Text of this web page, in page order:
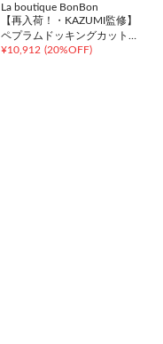
La boutique BonBon
【再入荷！・KAZUMI監修】
ペプラムドッキングカットソ
ー
¥10,912 (20%OFF)